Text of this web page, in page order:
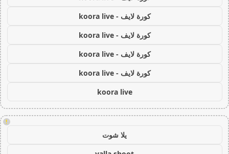
كورة لايف - koora live
كورة لايف - koora live
كورة لايف - koora live
كورة لايف - koora live
koora live
!
يلا شوت